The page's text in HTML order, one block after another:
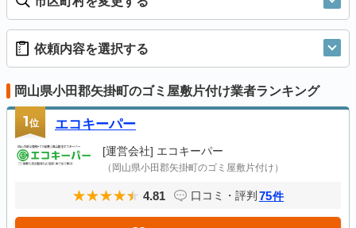
依頼内容を選択する
岡山県小田郡矢掛町のゴミ屋敷片付け業者ランキング
1位 エコキーパー
[運営会社] エコキーパー
（岡山県小田郡矢掛町のゴミ屋敷片付け）
4.81 口コミ・評判 75件